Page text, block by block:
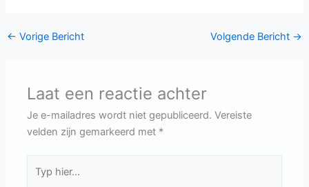
← Vorige Bericht Volgende Bericht →
Laat een reactie achter
Je e-mailadres wordt niet gepubliceerd. Vereiste
velden zijn gemarkeerd met *
hier...